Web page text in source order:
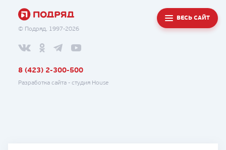
© Подряд, 1997-2026
ВЕСЬ САЙТ
8 (423) 2-300-500
Разработка сайта - студия House